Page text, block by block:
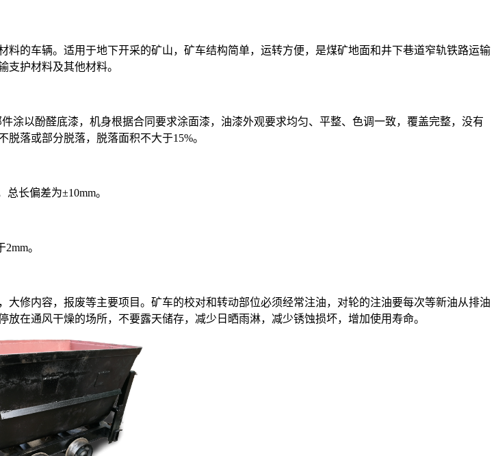
的车辆。适用于地下开采的矿山，矿车结构简单，运转方便，是煤矿地面和井下巷道窄轨铁路运输
护材料及其他材料。
涂以酚醛底漆，机身根据合同要求涂面漆，油漆外观要求均匀、平整、色调一致，覆盖完整，没有
落或部分脱落，脱落面积不大于15%。
长偏差为±10mm。
。
修内容，报废等主要项目。矿车的校对和转动部位必须经常注油，对轮的注油要每次等新油从排油
在通风干燥的场所，不要露天储存，减少日晒雨淋，减少锈蚀损坏，增加使用寿命。